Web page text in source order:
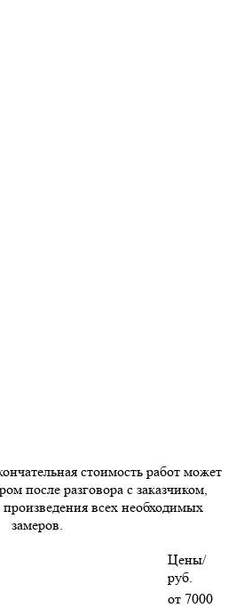
стоимость работ может
после разговора с заказчиком,
всех необходимых
замеров.
Цены/
руб.
от 7000